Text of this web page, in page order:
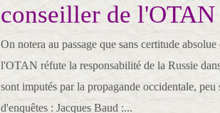
conseiller de l'OTAN
On notera au passage que sans certitude
l'OTAN réfute la responsabilité de la Russie
sont imputés par la propagande occidentale, peu
d'enquêtes : Jacques Baud :...